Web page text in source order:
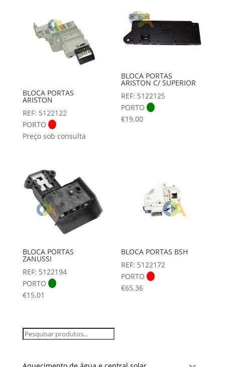
BLOCA PORTAS
ARISTON
REF: 5122122
PORTO
Preço sob consulta
BLOCA PORTAS
ARISTON C/ SUPERIOR
REF: 5122125
PORTO
€19.00
BLOCA PORTAS
ZANUSSI
REF: 5122194
PORTO
€15.01
BLOCA PORTAS BSH
REF: 5122172
PORTO
€65.36